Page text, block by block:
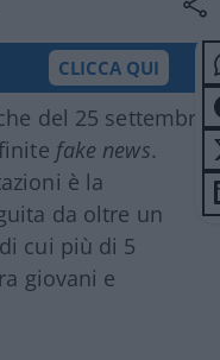
CLICCA QUI
del 25 settembre
fake news.
è la
da oltre un
cui più di 5
giovani e